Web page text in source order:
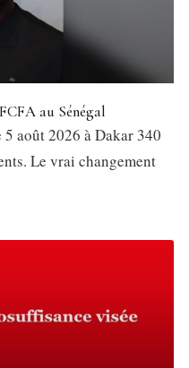
au Sénégal
août 2026 à Dakar 340
Le vrai changement